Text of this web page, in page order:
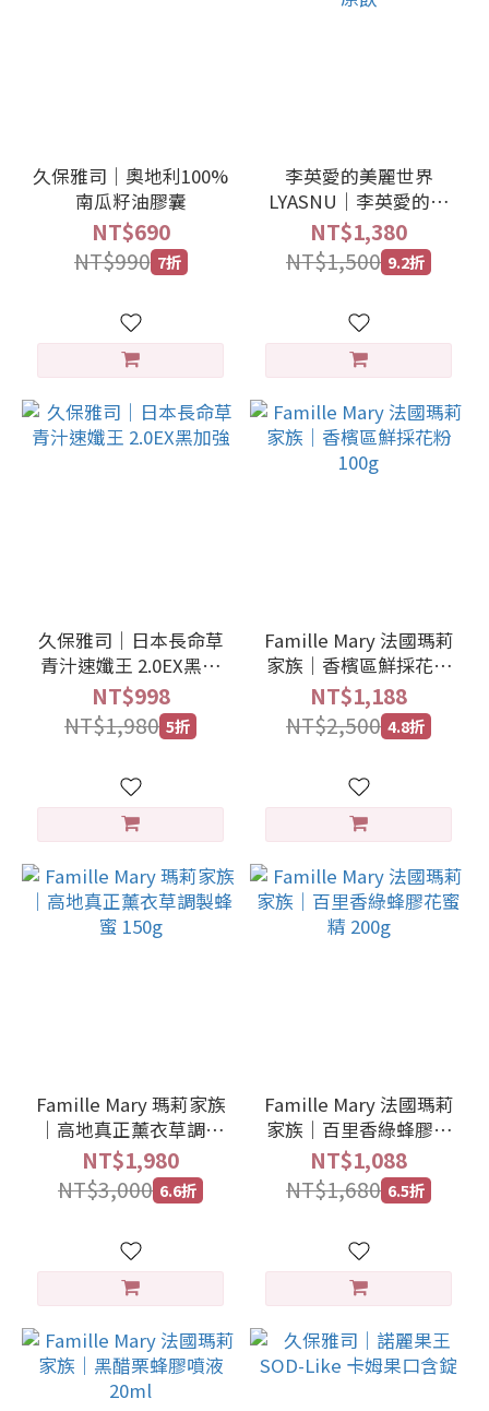
久保雅司｜奧地利100%
南瓜籽油膠囊
NT$690
NT$990 7折
李英愛的美麗世界
LYASNU｜李英愛的梅
精膠原飲
NT$1,380
NT$1,500 9.2折
久保雅司｜日本長命草
青汁速孅王 2.0EX黑加
強
NT$998
NT$1,980 5折
Famille Mary 法國瑪莉
家族｜香檳區鮮採花粉
100g
NT$1,188
NT$2,500 4.8折
Famille Mary 瑪莉家族
｜高地真正薰衣草調製
蜂蜜 150g
NT$1,980
NT$3,000 6.6折
Famille Mary 法國瑪莉
家族｜百里香綠蜂膠花
蜜精 200g
NT$1,088
NT$1,680 6.5折